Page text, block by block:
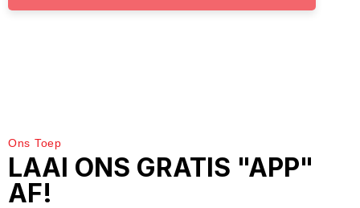
Ons Toep
LAAI ONS GRATIS "APP"
AF!